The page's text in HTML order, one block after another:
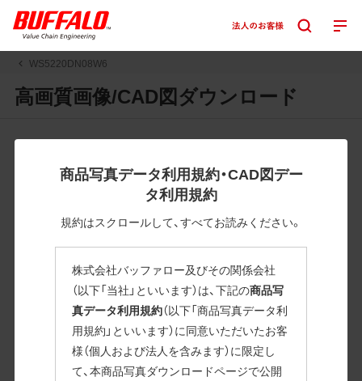
WS5220DN08W6
高画質画像/CAD図ダウンロード
商品写真データ利用規約・CAD図デー
タ利用規約
規約はスクロールして、すべてお読みください。
株式会社バッファロー及びその関係会社
（以下「当社」といいます）は、下記の商品写
真データ利用規約（以下「商品写真データ利
用規約」といいます）に同意いただいたお客
様（個人および法人を含みます）に限定し
て、本商品写真ダウンロードページで公開
すと圧縮ファイルのダウンロードが始まります。
JPEG・EPSファイルにはパスが設定されています。画像編集
の際に便利です。PNG画像は原則として背景を透過したもの
を提供しています。
掲載データ「JPEG、PNG : 低解像度(RGBカラー)」 「EPS : 高
解像度(CMYKカラー)」
WS5220DN08W6